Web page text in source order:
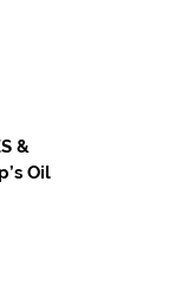
&
Oil